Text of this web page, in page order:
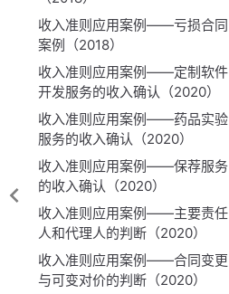
收入准则应用案例——亏损合同
案例（2018）
收入准则应用案例——定制软件
开发服务的收入确认（2020）
收入准则应用案例——药品实验
服务的收入确认（2020）
收入准则应用案例——保荐服务
的收入确认（2020）
收入准则应用案例——主要责任
人和代理人的判断（2020）
收入准则应用案例——合同变更
与可变对价的判断（2020）